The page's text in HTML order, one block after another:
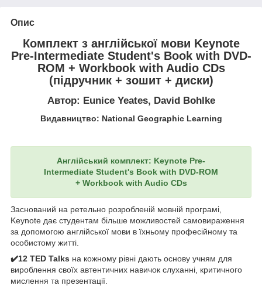
Опис
Комплект з англійської мови Keynote
Pre-Intermediate Student's Book with DVD-
ROM + Workbook with Audio CDs
(підручник + зошит + диски)
Автор: Eunice Yeates, David Bohlke
Видавництво: National Geographic Learning
Англійський комплект: Keynote Pre-
Intermediate Student's Book with DVD-ROM
+ Workbook with Audio CDs
Заснований на ретельно розробленій мовній програмі,
Keynote дає студентам більше можливостей самовираження
за допомогою англійської мови в їхньому професійному та
особистому житті.
✔️12 TED Talks на кожному рівні дають основу учням для
вироблення своїх автентичних навичок слуханні, критичного
мислення та презентації.